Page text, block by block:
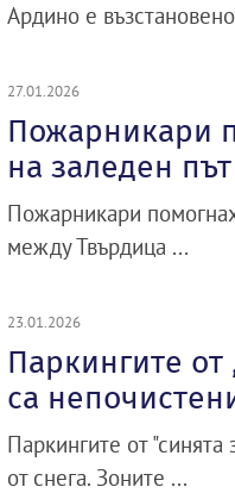
Ардино е
27.01.2026
Пожарникари
на заледен път
Пожарникари
между Твърдица ...
23.01.2026
Паркингите
са
Паркингите от
от снега. Зоните ...